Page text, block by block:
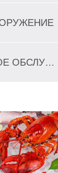
ПОСЛЕПРОДАЖНОЕ ОБСЛУЖИВАНИЕ